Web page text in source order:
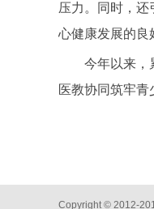
压力。同时，
心健康发展的良
今年以来，累
医教协同筑牢青
Copyright © 2012-